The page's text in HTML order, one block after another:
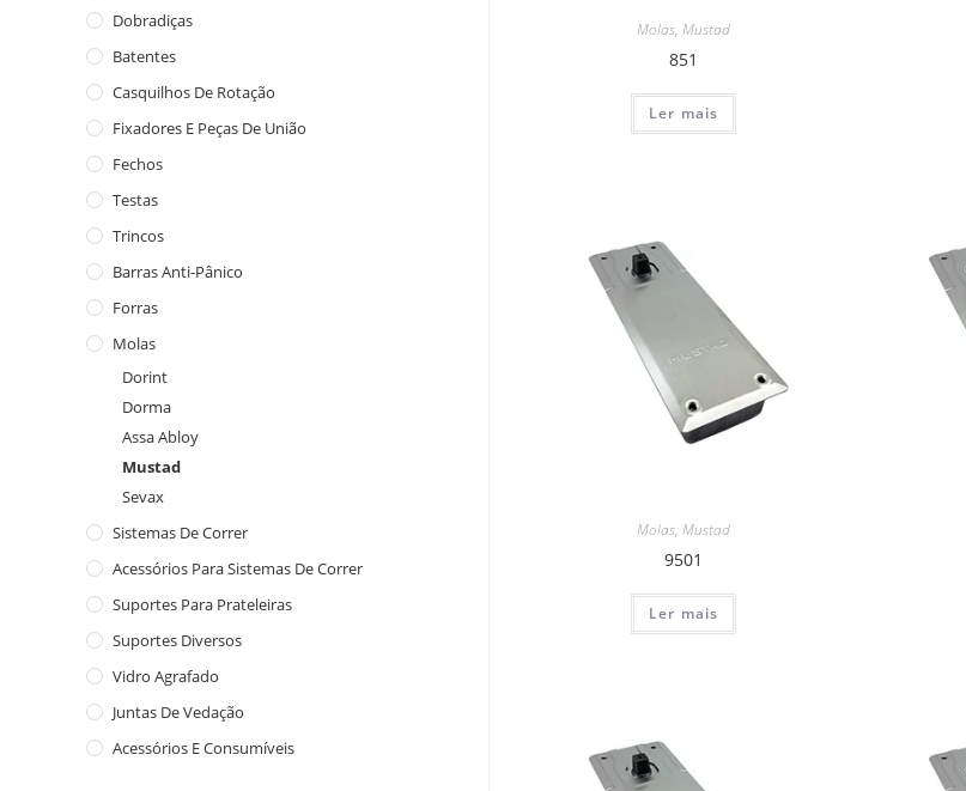
Molas,Mustad
851
Ler mais
Molas,Mustad
9501
Ler mais
Dobradiças
Batentes
Casquilhos De Rotação
Fixadores E Peças De União
Fechos
Testas
Trincos
Barras Anti-Pânico
Forras
Molas
Dorint
Dorma
Assa Abloy
Mustad
Sevax
Sistemas De Correr
Acessórios Para Sistemas De Correr
Suportes Para Prateleiras
Suportes Diversos
Vidro Agrafado
Juntas De Vedação
Acessórios E Consumíveis